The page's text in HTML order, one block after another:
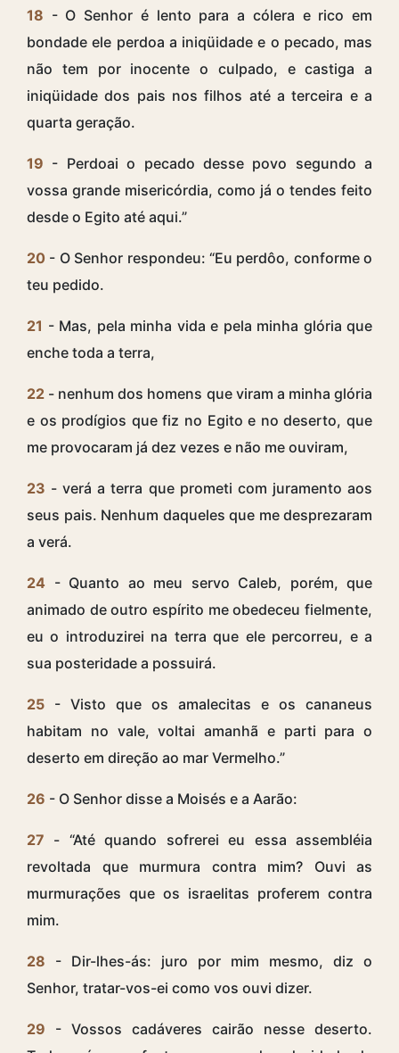
18 - O Senhor é lento para a cólera e rico em
bondade ele perdoa a iniqüidade e o pecado, mas
não tem por inocente o culpado, e castiga a
iniqüidade dos pais nos filhos até a terceira e a
quarta geração.
19 - Perdoai o pecado desse povo segundo a
vossa grande misericórdia, como já o tendes feito
desde o Egito até aqui.”
20 - O Senhor respondeu: “Eu perdôo, conforme o
teu pedido.
21 - Mas, pela minha vida e pela minha glória que
enche toda a terra,
22 - nenhum dos homens que viram a minha glória
e os prodígios que fiz no Egito e no deserto, que
me provocaram já dez vezes e não me ouviram,
23 - verá a terra que prometi com juramento aos
seus pais. Nenhum daqueles que me desprezaram
a verá.
24 - Quanto ao meu servo Caleb, porém, que
animado de outro espírito me obedeceu fielmente,
eu o introduzirei na terra que ele percorreu, e a
sua posteridade a possuirá.
25 - Visto que os amalecitas e os cananeus
habitam no vale, voltai amanhã e parti para o
deserto em direção ao mar Vermelho.”
26 - O Senhor disse a Moisés e a Aarão:
27 - “Até quando sofrerei eu essa assembléia
revoltada que murmura contra mim? Ouvi as
murmurações que os israelitas proferem contra
mim.
28 - Dir-lhes-ás: juro por mim mesmo, diz o
Senhor, tratar-vos-ei como vos ouvi dizer.
29 - Vossos cadáveres cairão nesse deserto.